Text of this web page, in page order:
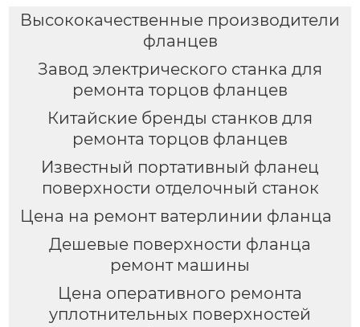
Высококачественные производители
фланцев
Завод электрического станка для
ремонта торцов фланцев
Китайские бренды станков для
ремонта торцов фланцев
Известный портативный фланец
поверхности отделочный станок
Цена на ремонт ватерлинии фланца
Дешевые поверхности фланца
ремонт машины
Цена оперативного ремонта
уплотнительных поверхностей